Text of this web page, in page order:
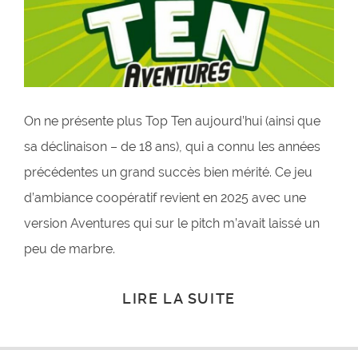
On ne présente plus Top Ten aujourd’hui (ainsi que
sa déclinaison – de 18 ans), qui a connu les années
précédentes un grand succès bien mérité. Ce jeu
d’ambiance coopératif revient en 2025 avec une
version Aventures qui sur le pitch m’avait laissé un
peu de marbre.
LIRE LA SUITE